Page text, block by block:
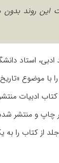
روند بدون
استاد
با موضوع
ادبیات
و منتشر
جلد از کتاب